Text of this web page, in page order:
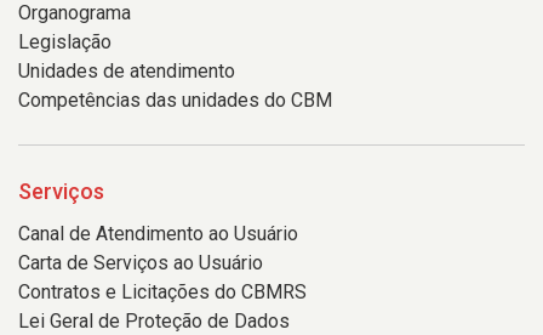
Organograma
Legislação
Unidades de atendimento
Competências das unidades do CBM
Serviços
Canal de Atendimento ao Usuário
Carta de Serviços ao Usuário
Contratos e Licitações do CBMRS
Lei Geral de Proteção de Dados